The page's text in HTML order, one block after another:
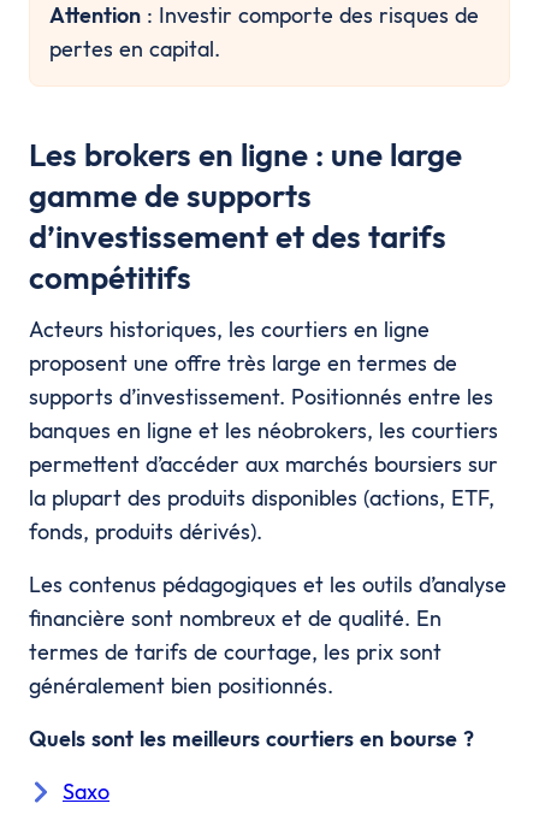
Attention : Investir comporte des risques de
pertes en capital.
Les brokers en ligne : une large
gamme de supports
d’investissement et des tarifs
compétitifs
Acteurs historiques, les courtiers en ligne
proposent une offre très large en termes de
supports d’investissement. Positionnés entre les
banques en ligne et les néobrokers, les courtiers
permettent d’accéder aux marchés boursiers sur
la plupart des produits disponibles (actions, ETF,
fonds, produits dérivés).
Les contenus pédagogiques et les outils d’analyse
financière sont nombreux et de qualité. En
termes de tarifs de courtage, les prix sont
généralement bien positionnés.
Quels sont les meilleurs courtiers en bourse ?
Saxo